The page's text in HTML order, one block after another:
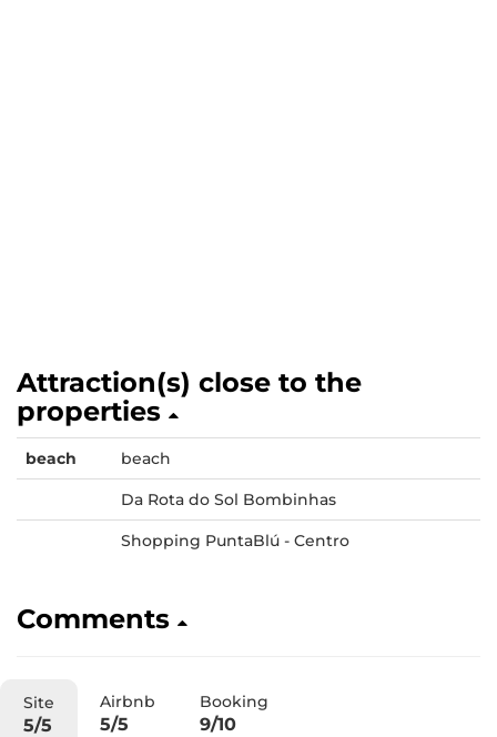
Attraction(s) close to the
properties
beach beach
Da Rota do Sol Bombinhas
Shopping PuntaBlú - Centro
Comments
Site
5/5
Airbnb
5/5
Booking
9/10